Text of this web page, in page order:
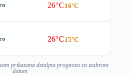
26°C16°C
26°C15°C
prikazana detaljna prognoza za izabrani
datum